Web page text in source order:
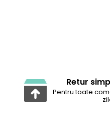
Retur
Pentru toate